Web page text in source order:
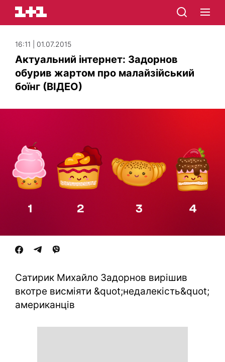
16:11 | 01.07.2015
Актуальний інтернет: Задорнов
обурив жартом про малайзійський
боїнг (ВІДЕО)
Сатирик Михайло Задорнов вирішив
вкотре висміяти &quot;недалекість&quot;
американців